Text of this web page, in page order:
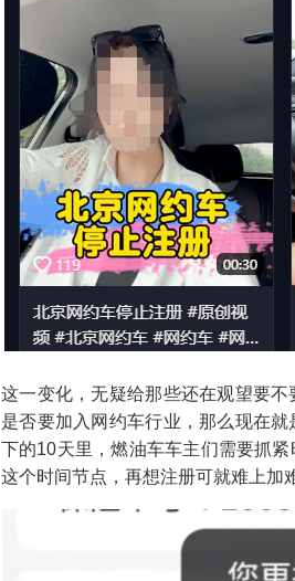
这一变化，无疑给那些还在观望要
是否要加入网约车行业，那么现在
下的10天里，燃油车车主们需要抓
这个时间节点，再想注册可就难上加